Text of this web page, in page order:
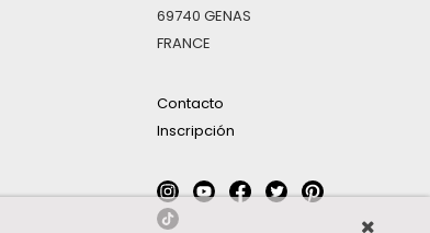
69740 GENAS
FRANCE
Contacto
Inscripción